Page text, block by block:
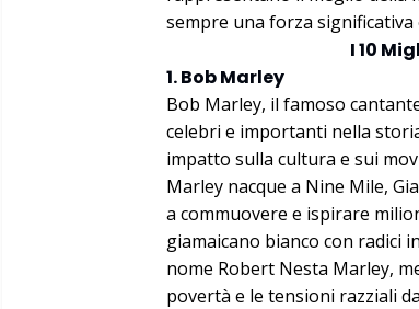
sempre una forza
I 10
1. Bob Marley
Bob Marley, il famoso
celebri e importanti nella
impatto sulla cultura e sui
Marley nacque a Nine Mile,
a commuovere e ispirare
giamaicano bianco con radici
nome Robert Nesta Marley,
povertà e le tensioni razziali